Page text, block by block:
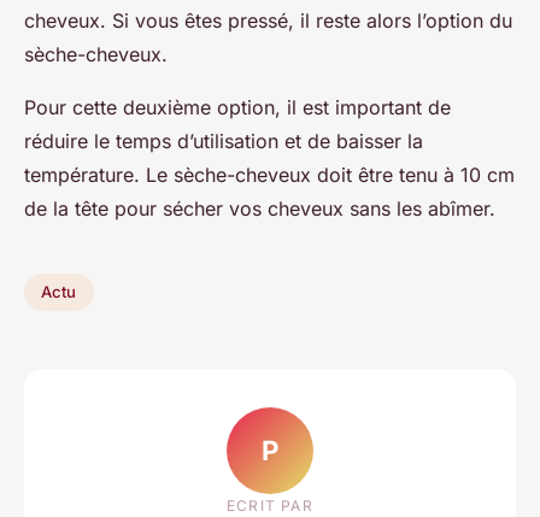
cheveux. Si vous êtes pressé, il reste alors l’option du
sèche-cheveux.
Pour cette deuxième option, il est important de
réduire le temps d’utilisation et de baisser la
température. Le sèche-cheveux doit être tenu à 10 cm
de la tête pour sécher vos cheveux sans les abîmer.
Actu
P
ECRIT PAR